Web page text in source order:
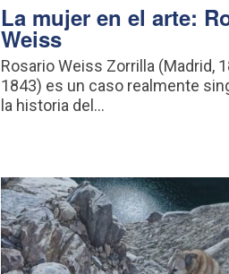
La mujer en el arte:
Weiss
Rosario Weiss Zorrilla (Madrid,
1843) es un caso realmente
la historia del...